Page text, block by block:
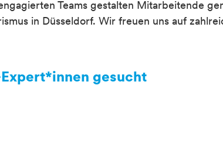
Teams gestalten Mitarbeitende
in Düsseldorf. Wir freuen uns auf
gesucht